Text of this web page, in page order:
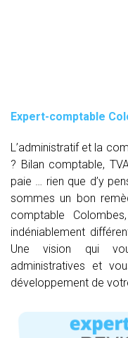
Expert-comptable
L’administratif et la
? Bilan comptable,
paie … rien que d’y
sommes un bon
comptable
indéniablement
Une vision qui
administratives et
développement de